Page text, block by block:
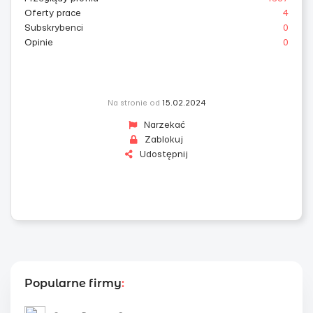
Oferty prace
4
Subskrybenci
0
Opinie
0
Na stronie od 15.02.2024
Narzekać
Zablokuj
Udostępnij
Popularne firmy: